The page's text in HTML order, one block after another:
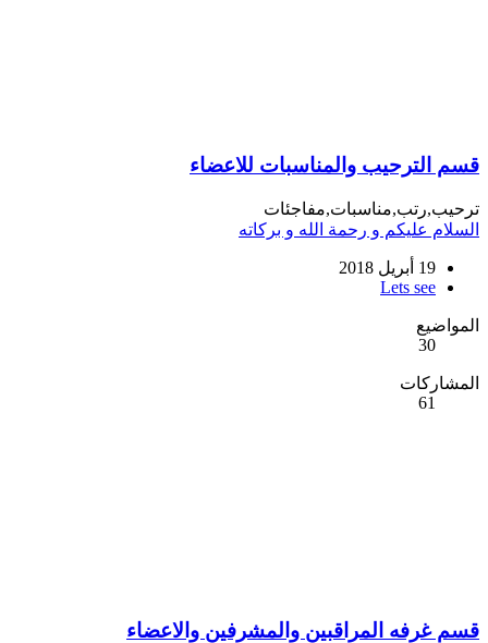
قسم الترحيب والمناسبات للاعضاء
ترحيب,رتب,مناسبات,مفاجئات
السلام عليكم و رحمة الله و بركاته
19 أبريل 2018
Lets see
المواضيع
30
المشاركات
61
قسم غرفه المراقبين والمشرفين والاعضاء